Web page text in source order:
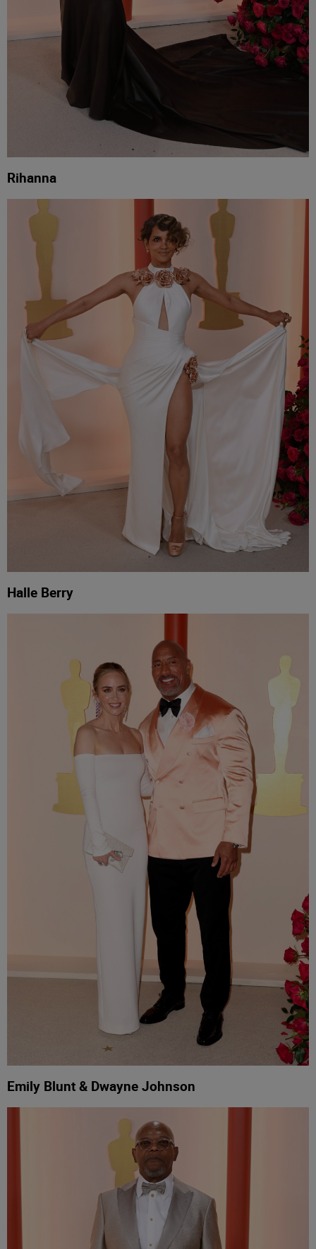
Rihanna
Halle Berry
Emily Blunt & Dwayne Johnson